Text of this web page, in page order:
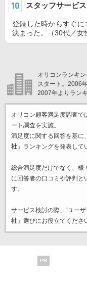
スタッフサービス
登録した時からすぐ
決まった。（30代／女
オリコンランキ
スタート。2006
2007年よりラン
オリコン顧客満足度調査で
ート調査を実施。
満足度に関する回答を基に
社」ランキングを発表して
総合満足度だけでなく、様
に回答者の口コミや評判と
す。
サービス検討の際、“ユー
社」選びにお役立てくださ
PR